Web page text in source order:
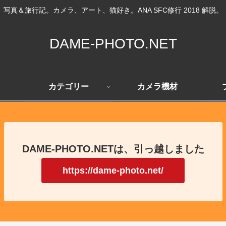
写真＆旅行記。カメラ、アート、猫好き。ANA SFC修行 2018 解脱。
DAME-PHOTO.NET
カテゴリー カメラ機材
DAME-PHOTO.NETは、引っ越しました
https://dame-photo.net/